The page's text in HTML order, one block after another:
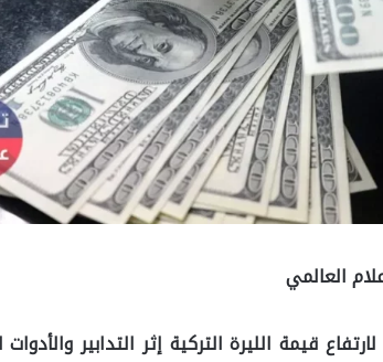
العالمي
قيمة الليرة التركية إثر التدابير والأدوات